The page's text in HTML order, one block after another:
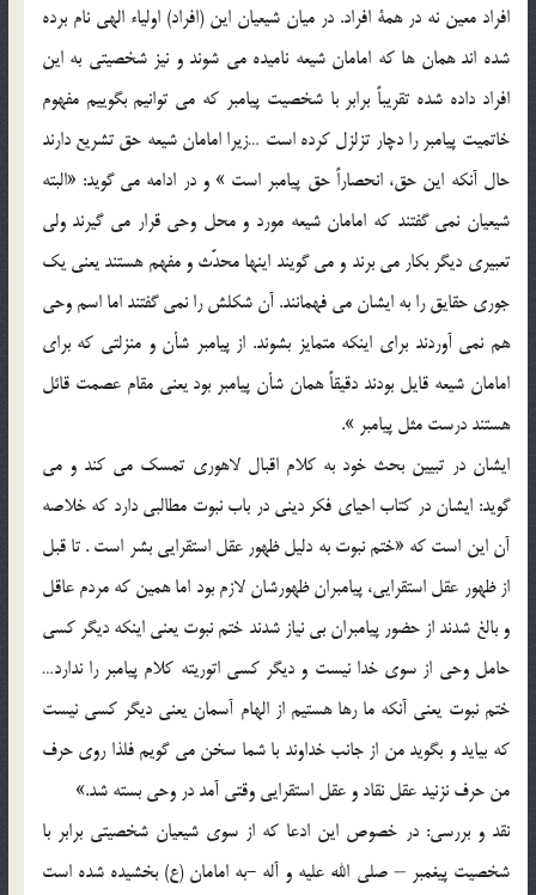
افراد معين نه در همة افراد. در ميان شيعيان اين (افراد) اولياء الهي نام برده
شده اند همان ها كه امامان شيعه ناميده مي شوند و نيز شخصيتي به اين
افراد داده شده تقريباً برابر با شخصيت پيامبر كه مي توانيم بگوييم مفهوم
خاتميت پيامبر را دچار تزلزل كرده است …زيرا امامان شيعه حق تشريع دارند
حال آنكه اين حق، انحصاراً حق پيامبر است » و در ادامه مي گويد: «البته
شيعيان نمي گفتند كه امامان شيعه مورد و محل وحي قرار مي گيرند ولي
تعبيري ديگر بكار مي برند و مي گويند اينها محدَّث و مفهم هستند يعني يك
جوري حقايق را به ايشان مي فهمانند. آن شكلش را نمي گفتند اما اسم وحي
هم نمي آوردند براي اينكه متمايز بشوند. از پيامبر شأن و منزلتي كه براي
امامان شيعه قايل بودند دقيقاً همان شأن پيامبر بود يعني مقام عصمت قائل
هستند درست مثل پيامبر ».
ايشان در تبيين بحث خود به كلام اقبال لاهوري تمسك مي كند و مي
گويد: ايشان در كتاب احياي فكر ديني در باب نبوت مطالبي دارد كه خلاصه
آن اين است كه «ختم نبوت به دليل ظهور عقل استقرايي بشر است . تا قبل
از ظهور عقل استقرايي، پيامبران ظهورشان لازم بود اما همين كه مردم عاقل
و بالغ شدند از حضور پيامبران بي نياز شدند ختم نبوت يعني اينكه ديگر كسي
حامل وحي از سوي خدا نيست و ديگر كسي اتوريته كلام پيامبر را ندارد…
ختم نبوت يعني آنكه ما رها هستيم از الهام آسمان يعني ديگر كسي نيست
كه بيايد و بگويد من از جانب خداوند با شما سخن مي گويم فلذا روي حرف
من حرف نزنيد عقل نقاد و عقل استقرايي وقتي آمد در وحي بسته شد.»
نقد و بررسي: در خصوص اين ادعا كه از سوي شيعيان شخصيتي برابر با
شخصيت پيغمبر – صلي الله عليه و آله -به امامان (ع) بخشيده شده است